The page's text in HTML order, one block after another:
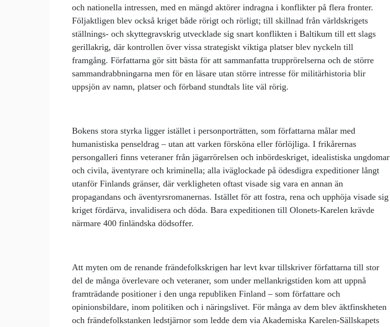
och nationella intressen, med en mängd aktörer indragna i konflikter på flera fronter.
Följaktligen blev också kriget både rörigt och rörligt; till skillnad från världskrigets
ställnings- och skyttegravskrig utvecklade sig snart konflikten i Baltikum till ett slags
gerillakrig, där kontrollen över vissa strategiskt viktiga platser blev nyckeln till
framgång. Författarna gör sitt bästa för att sammanfatta trupprörelserna och de större
sammandrabbningarna men för en läsare utan större intresse för militärhistoria blir
uppsjön av namn, platser och förband stundtals lite väl rörig.
Bokens stora styrka ligger istället i personporträtten, som författarna målar med
humanistiska penseldrag – utan att varken försköna eller förlöjliga. I frikårernas
persongalleri finns veteraner från jägarrörelsen och inbördeskriget, idealistiska ungdomar
och civila, äventyrare och kriminella; alla iväglockade på ödesdigra expeditioner långt
utanför Finlands gränser, där verkligheten oftast visade sig vara en annan än
propagandans och äventyrsromanernas. Istället för att fostra, rena och upphöja visade sig
kriget fördärva, invalidisera och döda. Bara expeditionen till Olonets-Karelen krävde
närmare 400 finländska dödsoffer.
Att myten om de renande frändefolkskrigen har levt kvar tillskriver författarna till stor
del de många överlevare och veteraner, som under mellankrigstiden kom att uppnå
framträdande positioner i den unga republiken Finland – som författare och
opinionsbildare, inom politiken och i näringslivet. För många av dem blev äktfinskheten
och frändefolkstanken ledstjärnor som ledde dem via Akademiska Karelen-Sällskapets